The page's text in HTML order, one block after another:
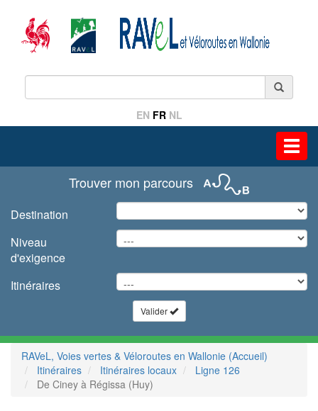
EN FR NL
Trouver mon parcours
Destination
Niveau
d'exigence
Itinéraires
Valider
RAVeL, Voies vertes & Véloroutes en Wallonie (Accueil)
Itinéraires
Itinéraires locaux
Ligne 126
De Ciney à Régissa (Huy)